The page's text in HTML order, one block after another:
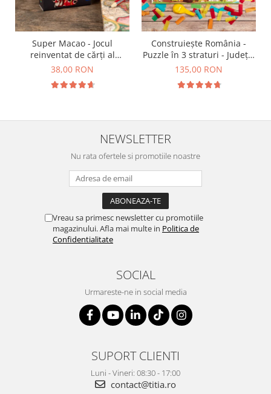
Super Macao - Jocul
reinventat de cărți al
copilăriei
38,00 RON
Construiește România -
Puzzle în 3 straturi - Județe,
Regiuni, Relief
135,00 RON
NEWSLETTER
Nu rata ofertele si promotiile noastre
Vreau sa primesc newsletter cu promotiile
magazinului. Afla mai multe in Politica de
Confidentialitate
SOCIAL
Urmareste-ne in social media
SUPORT CLIENTI
Luni - Vineri: 08:30 - 17:00
contact@titia.ro